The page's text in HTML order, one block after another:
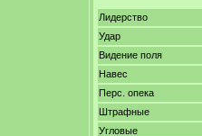
Лидерство
Удар
Видение поля
Навес
Перс. опека
Штрафные
Угловые